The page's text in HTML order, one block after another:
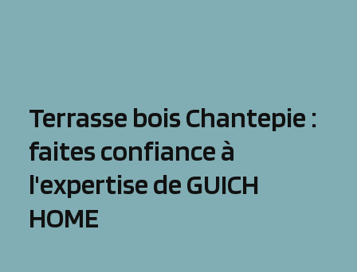
Terrasse bois Chantepie :
faites confiance à
l'expertise de GUICH
HOME